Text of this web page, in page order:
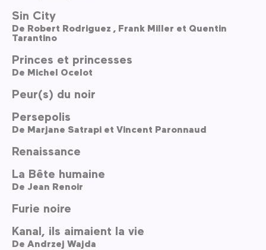
Sin City
De Robert Rodriguez , Frank Miller et Quentin
Tarantino
Princes et princesses
De Michel Ocelot
Peur(s) du noir
Persepolis
De Marjane Satrapi et Vincent Paronnaud
Renaissance
La Bête humaine
De Jean Renoir
Furie noire
Kanal, ils aimaient la vie
De Andrzej Wajda